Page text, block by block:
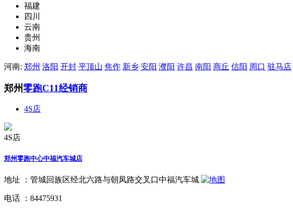
福建
四川
云南
贵州
海南
河南: 郑州 洛阳 开封 平顶山 焦作 新乡 安阳 濮阳 许昌 南阳 商丘 信阳 周口 驻马店
郑州零跑C11经销商
4S店
4S店
郑州零跑中心中福汽车城店
地址 ： 管城回族区经北六路与朝凤路交叉口中福汽车城
电话 ： 84475931